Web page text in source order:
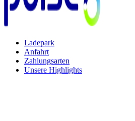
Ladepark
Anfahrt
Zahlungsarten
Unsere Highlights